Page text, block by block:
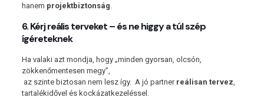
hanem projektbiztonság.
6. Kérj reális terveket – és ne higgy a túl szép
ígéreteknek
Ha valaki azt mondja, hogy „minden gyorsan, olcsón,
zökkenőmentesen megy”,
az szinte biztosan nem lesz így. A jó partner reálisan tervez,
tartalékidővel és kockázatkezeléssel.